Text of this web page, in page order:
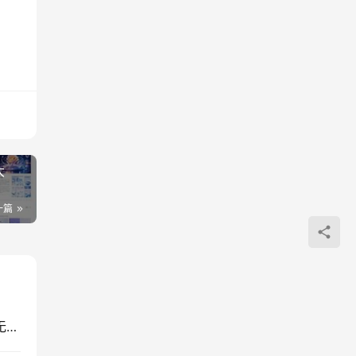
篇
付费文章：佛学第二弹不常不断解读八不偈，悟透无我因果连续之理